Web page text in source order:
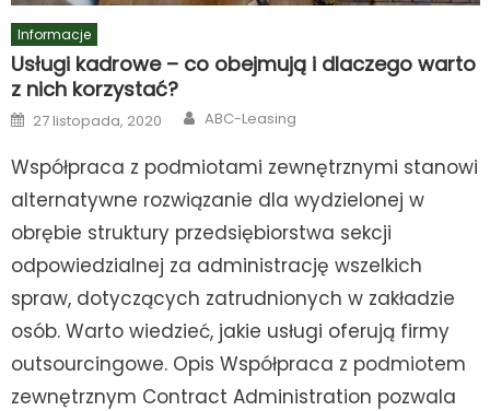
Informacje
Usługi kadrowe – co obejmują i dlaczego warto
z nich korzystać?
Posted
on
27 listopada, 2020 Author
ABC-Leasing
Współpraca z podmiotami zewnętrznymi stanowi
alternatywne rozwiązanie dla wydzielonej w
obrębie struktury przedsiębiorstwa sekcji
odpowiedzialnej za administrację wszelkich
spraw, dotyczących zatrudnionych w zakładzie
osób. Warto wiedzieć, jakie usługi oferują firmy
outsourcingowe. Opis Współpraca z podmiotem
zewnętrznym Contract Administration pozwala